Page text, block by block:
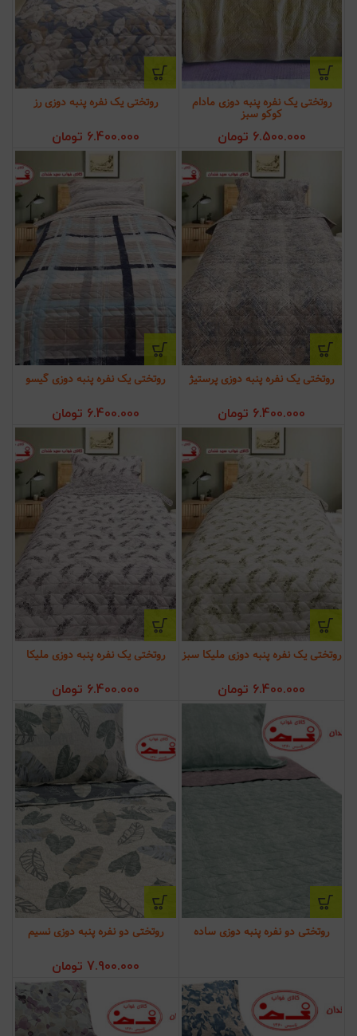
روتختی یک نفره پنبه دوزی مادام
کوکو سبز
6.500.000 تومان
روتختی یک نفره پنبه دوزی رز
6.400.000 تومان
روتختی یک نفره پنبه دوزی پرستیژ
6.400.000 تومان
روتختی یک نفره پنبه دوزی گیسو
6.400.000 تومان
روتختی یک نفره پنبه دوزی ملیکا سبز
6.400.000 تومان
روتختی یک نفره پنبه دوزی ملیکا
6.400.000 تومان
روتختی دو نفره پنبه دوزی ساده
روتختی دو نفره پنبه دوزی نسیم
7.900.000 تومان